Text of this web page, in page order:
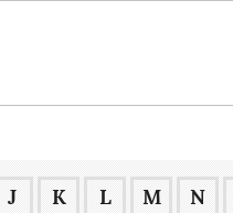
J K L M N